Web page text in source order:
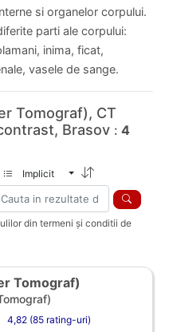
si organelor corpului.
parti ale corpului:
inima, ficat,
vasele de sange.
Tomograf), CT
Brasov : 4
Implicit
din termeni și conditii de
Tomograf)
4,82 (85 rating-uri)